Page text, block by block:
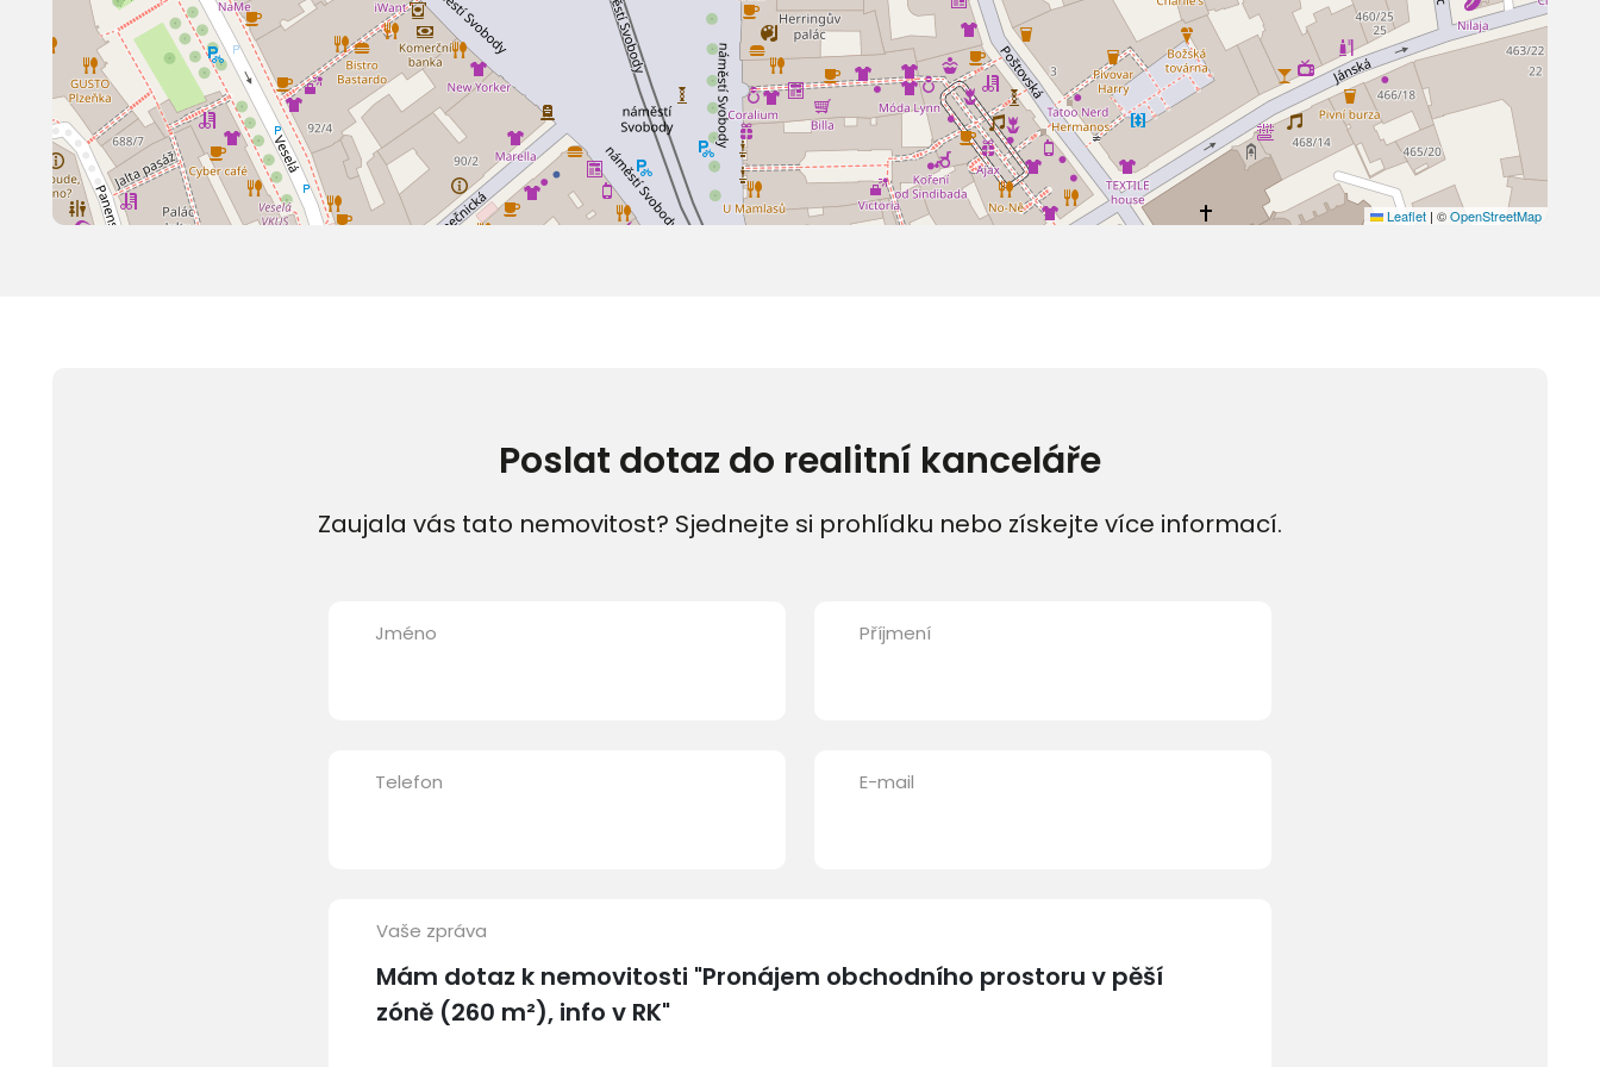
Leaflet | ©OpenStreetMap
Poslat dotaz do realitní kanceláře
Zaujala vás tato nemovitost? Sjednejte si prohlídku nebo získejte více informací.
Jméno Příjmení
Telefon E-mail
Vaše zpráva